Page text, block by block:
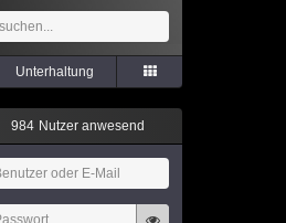
Unterhaltung
984 Nutzer anwesend